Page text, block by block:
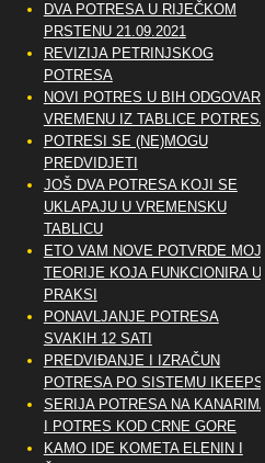
DVA POTRESA U RIJEČKOM
PRSTENU 21.09.2021
REVIZIJA PETRINJSKOG
POTRESA
NOVI POTRES U BIH ODGOVARA
VREMENU IZ TABLICE POTRESA
POTRESI SE (NE)MOGU
PREDVIDJETI
JOŠ DVA POTRESA KOJI SE
UKLAPAJU U VREMENSKU
TABLICU
ETO VAM NOVE POTVRDE MOJE
TEORIJE KOJA FUNKCIONIRA U
PRAKSI
PONAVLJANJE POTRESA
SVAKIH 12 SATI
PREDVIĐANJE I IZRAČUN
POTRESA PO SISTEMU IKEEPS
SERIJA POTRESA NA KANARIMA
I POTRES KOD CRNE GORE
KAMO IDE KOMETA ELENIN I